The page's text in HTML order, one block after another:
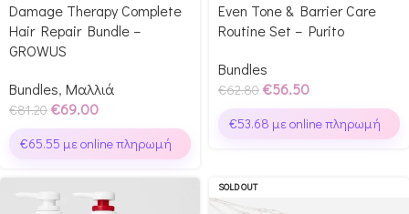
Damage Therapy Complete
Hair Repair Bundle –
GROWUS
Bundles, Μαλλιά
€81.20 €69.00
€65.55 με online πληρωμή
Even Tone & Barrier Care
Routine Set – Purito
Bundles
€62.80 €56.50
€53.68 με online πληρωμή
SOLD OUT